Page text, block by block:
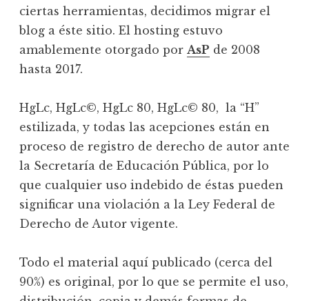
ciertas herramientas, decidimos migrar el
blog a éste sitio. El hosting estuvo
amablemente otorgado por AsP de 2008
hasta 2017.
HgLc, HgLc©, HgLc 80, HgLc© 80, la “H”
estilizada, y todas las acepciones están en
proceso de registro de derecho de autor ante
la Secretaría de Educación Pública, por lo
que cualquier uso indebido de éstas pueden
significar una violación a la Ley Federal de
Derecho de Autor vigente.
Todo el material aquí publicado (cerca del
90%) es original, por lo que se permite el uso,